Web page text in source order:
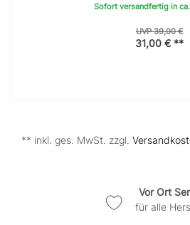
Sofort versandfertig in
UVP 39,00 €
31,00 € **
** inkl. ges. MwSt. zzgl.
Vor Ort
für alle